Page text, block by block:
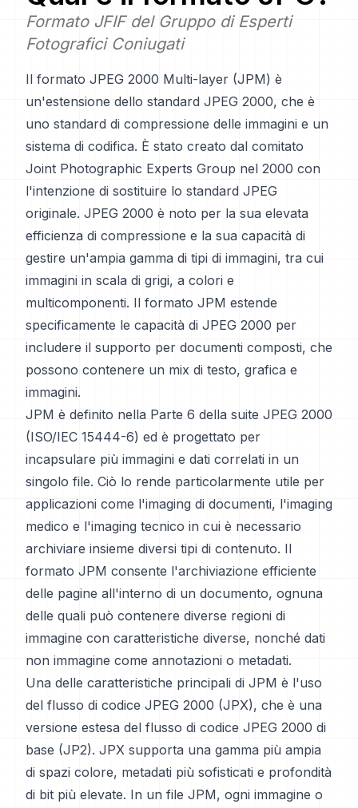
Formato JFIF del Gruppo di Esperti
Fotografici Coniugati
Il formato JPEG 2000 Multi-layer (JPM) è
un'estensione dello standard JPEG 2000, che è
uno standard di compressione delle immagini e un
sistema di codifica. È stato creato dal comitato
Joint Photographic Experts Group nel 2000 con
l'intenzione di sostituire lo standard JPEG
originale. JPEG 2000 è noto per la sua elevata
efficienza di compressione e la sua capacità di
gestire un'ampia gamma di tipi di immagini, tra cui
immagini in scala di grigi, a colori e
multicomponenti. Il formato JPM estende
specificamente le capacità di JPEG 2000 per
includere il supporto per documenti composti, che
possono contenere un mix di testo, grafica e
immagini.
JPM è definito nella Parte 6 della suite JPEG 2000
(ISO/IEC 15444-6) ed è progettato per
incapsulare più immagini e dati correlati in un
singolo file. Ciò lo rende particolarmente utile per
applicazioni come l'imaging di documenti, l'imaging
medico e l'imaging tecnico in cui è necessario
archiviare insieme diversi tipi di contenuto. Il
formato JPM consente l'archiviazione efficiente
delle pagine all'interno di un documento, ognuna
delle quali può contenere diverse regioni di
immagine con caratteristiche diverse, nonché dati
non immagine come annotazioni o metadati.
Una delle caratteristiche principali di JPM è l'uso
del flusso di codice JPEG 2000 (JPX), che è una
versione estesa del flusso di codice JPEG 2000 di
base (JP2). JPX supporta una gamma più ampia
di spazi colore, metadati più sofisticati e profondità
di bit più elevate. In un file JPM, ogni immagine o